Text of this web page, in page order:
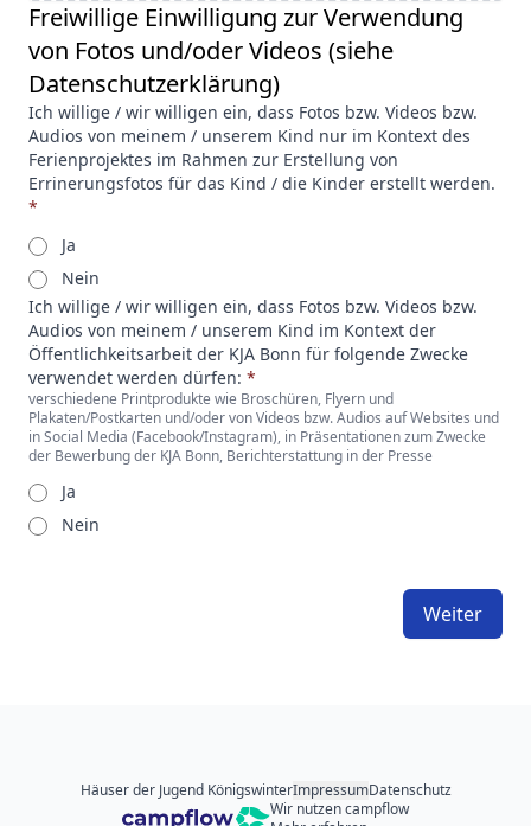
Freiwillige Einwilligung zur Verwendung
von Fotos und/oder Videos (siehe
Datenschutzerklärung)
Ich willige / wir willigen ein, dass Fotos bzw. Videos bzw.
Audios von meinem / unserem Kind nur im Kontext des
Ferienprojektes im Rahmen zur Erstellung von
Errinerungsfotos für das Kind / die Kinder erstellt werden.
*
Ja
Nein
Ich willige / wir willigen ein, dass Fotos bzw. Videos bzw.
Audios von meinem / unserem Kind im Kontext der
Öffentlichkeitsarbeit der KJA Bonn für folgende Zwecke
verwendet werden dürfen: *
verschiedene Printprodukte wie Broschüren, Flyern und
Plakaten/Postkarten und/oder von Videos bzw. Audios auf Websites und
in Social Media (Facebook/Instagram), in Präsentationen zum Zwecke
der Bewerbung der KJA Bonn, Berichterstattung in der Presse
Ja
Nein
Weiter
Häuser der Jugend KönigswinterImpressumDatenschutz
Wir nutzen campflow